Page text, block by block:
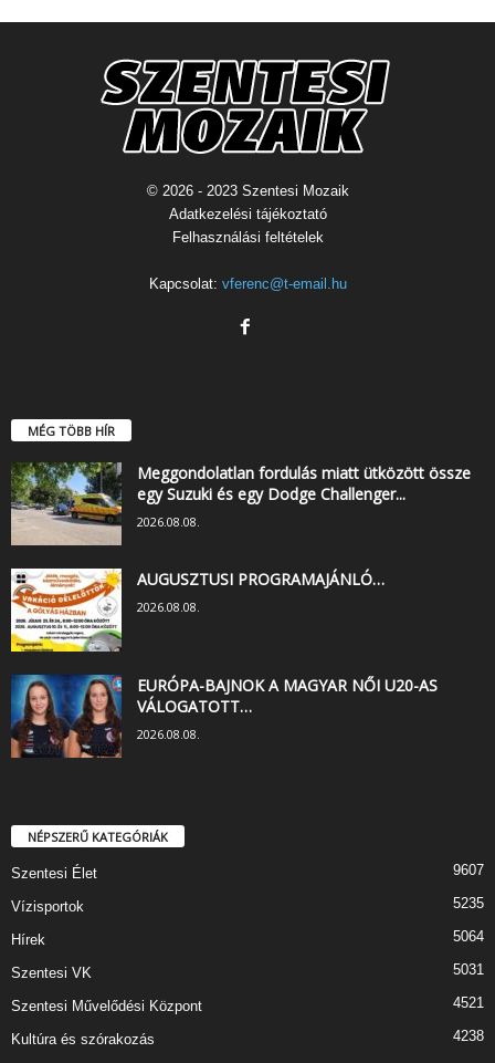
© 2026 - 2023 Szentesi Mozaik
Adatkezelési tájékoztató
Felhasználási feltételek
Kapcsolat: vferenc@t-email.hu
MÉG TÖBB HÍR
Meggondolatlan fordulás miatt ütközött össze
egy Suzuki és egy Dodge Challenger...
2026.08.08.
AUGUSZTUSI PROGRAMAJÁNLÓ…
2026.08.08.
EURÓPA-BAJNOK A MAGYAR NŐI U20-AS
VÁLOGATOTT…
2026.08.08.
NÉPSZERŰ KATEGÓRIÁK
Szentesi Élet 9607
Vízisportok 5235
Hírek 5064
Szentesi VK 5031
Szentesi Művelődési Központ 4521
Kultúra és szórakozás
4238